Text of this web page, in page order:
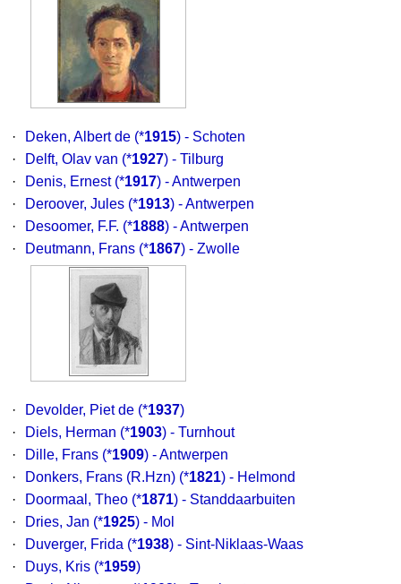
· Deken, Albert de (*1915) - Schoten
·
Delft, Olav van (*1927) - Tilburg
·
Denis, Ernest (*1917) - Antwerpen
·
Deroover, Jules (*1913) - Antwerpen
·
Desoomer, F.F. (*1888) - Antwerpen
·
Deutmann, Frans (*1867) - Zwolle
· Devolder, Piet de (*1937)
·
Diels, Herman (*1903) - Turnhout
·
Dille, Frans (*1909) - Antwerpen
·
Donkers, Frans (R.Hzn) (*1821) - Helmond
·
Doormaal, Theo (*1871) - Standdaarbuiten
·
Dries, Jan (*1925) - Mol
·
Duverger, Frida (*1938) - Sint-Niklaas-Waas
·
Duys, Kris (*1959)